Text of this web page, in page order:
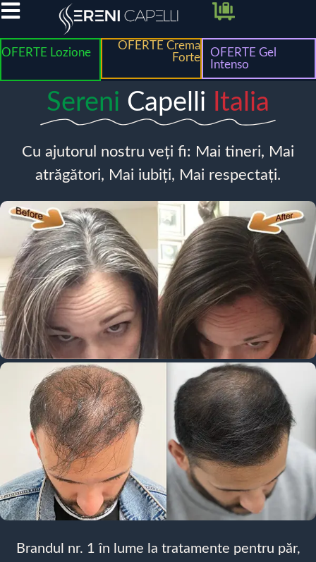
OFERTE Lozione
OFERTE Crema
Forte
OFERTE Gel
Intenso
Sereni Capelli Italia
Cu ajutorul nostru veți fi: Mai tineri, Mai
atrăgători, Mai iubiți, Mai respectați.
Brandul nr. 1 în lume la tratamente pentru păr,